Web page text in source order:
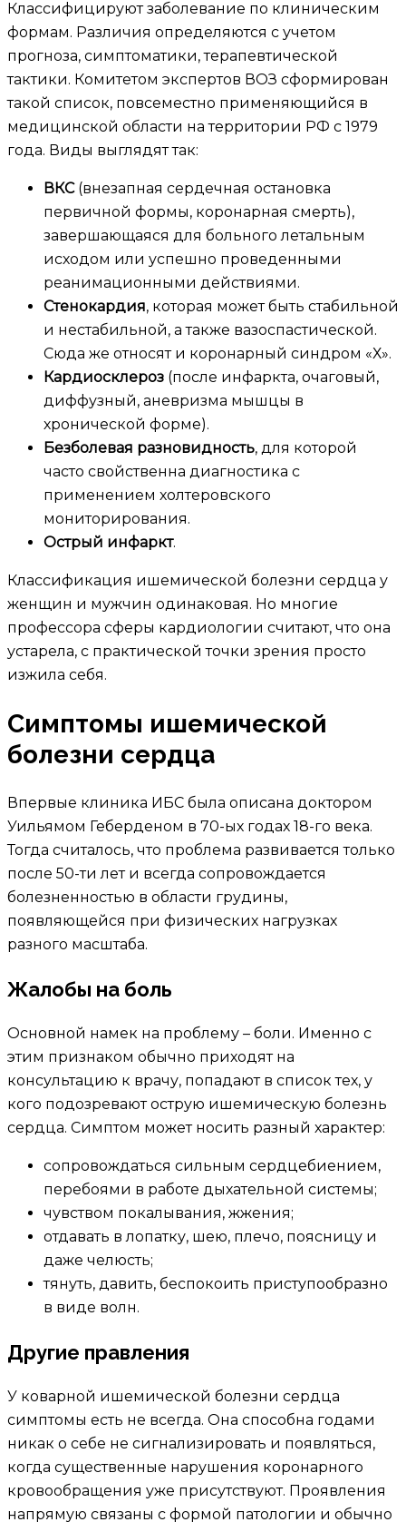
Классифицируют заболевание по клиническим
формам. Различия определяются с учетом
прогноза, симптоматики, терапевтической
тактики. Комитетом экспертов ВОЗ сформирован
такой список, повсеместно применяющийся в
медицинской области на территории РФ с 1979
года. Виды выглядят так:
ВКС(внезапная сердечная остановка
первичной формы, коронарная смерть),
завершающаяся для больного летальным
исходом или успешно проведенными
реанимационными действиями.
Стенокардия, которая может быть стабильной
и нестабильной, а также вазоспастической.
Сюда же относят и коронарный синдром «Х».
Кардиосклероз (после инфаркта, очаговый,
диффузный, аневризма мышцы в
хронической форме).
Безболевая разновидность, для которой
часто свойственна диагностика с
применением холтеровского
мониторирования.
Острый инфаркт.
Классификация ишемической болезни сердца у
женщин и мужчин одинаковая. Но многие
профессора сферы кардиологии считают, что она
устарела, с практической точки зрения просто
изжила себя.
Симптомы ишемической
болезни сердца
Впервые клиника ИБС была описана доктором
Уильямом Геберденом в 70-ых годах 18-го века.
Тогда считалось, что проблема развивается только
после 50-ти лет и всегда сопровождается
болезненностью в области грудины,
появляющейся при физических нагрузках
разного масштаба.
Жалобы на боль
Основной намек на проблему – боли. Именно с
этим признаком обычно приходят на
консультацию к врачу, попадают в список тех, у
кого подозревают острую ишемическую болезнь
сердца. Симптом может носить разный характер:
сопровождаться сильным сердцебиением,
перебоями в работе дыхательной системы;
чувством покалывания, жжения;
отдавать в лопатку, шею, плечо, поясницу и
даже челюсть;
тянуть, давить, беспокоить приступообразно
в виде волн.
Другие правления
У коварной ишемической болезни сердца
симптомы есть не всегда. Она способна годами
никак о себе не сигнализировать и появляться,
когда существенные нарушения коронарного
кровообращения уже присутствуют. Проявления
напрямую связаны с формой патологии и обычно